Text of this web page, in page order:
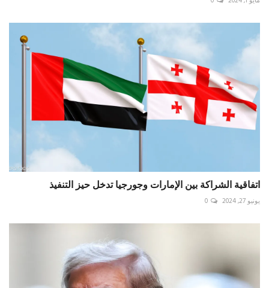
اتفاقية الشراكة بين الإمارات وجورجيا تدخل حيز التنفيذ
يونيو 27, 2024 0